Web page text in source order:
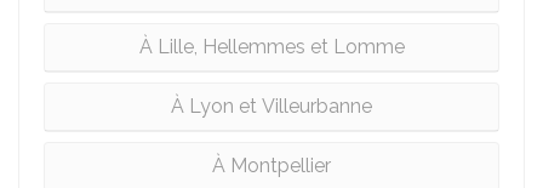
À Lille, Hellemmes et Lomme
À Lyon et Villeurbanne
À Montpellier